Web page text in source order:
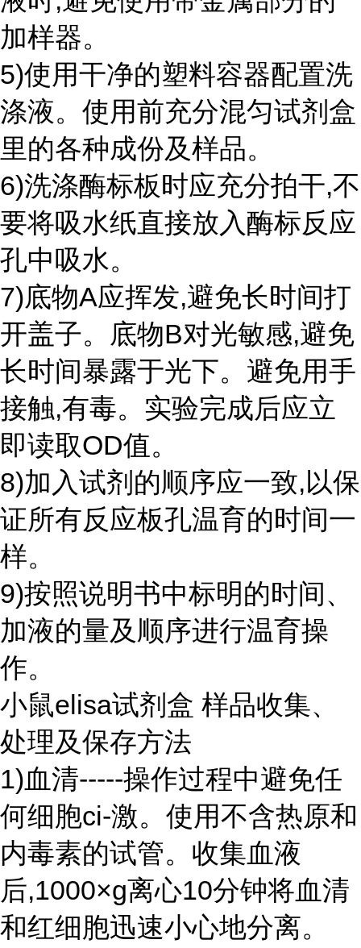
加样器。
5)使用干净的塑料容器配置洗
涤液。使用前充分混匀试剂盒
里的各种成份及样品。
6)洗涤酶标板时应充分拍干,不
要将吸水纸直接放入酶标反应
孔中吸水。
7)底物A应挥发,避免长时间打
开盖子。底物B对光敏感,避免
长时间暴露于光下。避免用手
接触,有毒。实验完成后应立
即读取OD值。
8)加入试剂的顺序应一致,以保
证所有反应板孔温育的时间一
样。
9)按照说明书中标明的时间、
加液的量及顺序进行温育操
作。
小鼠elisa试剂盒 样品收集、
处理及保存方法
1)血清-----操作过程中避免任
何细胞ci-激。使用不含热原和
内毒素的试管。收集血液
后,1000×g离心10分钟将血清
和红细胞迅速小心地分离。